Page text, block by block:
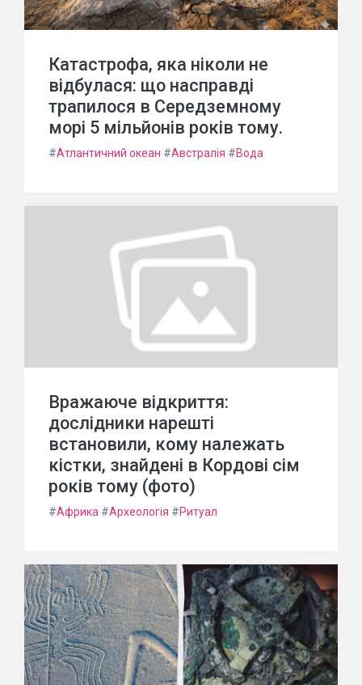
Катастрофа, яка ніколи не
відбулася: що насправді
трапилося в Середземному
морі 5 мільйонів років тому.
#Атлантичний океан #Австралія #Вода
Вражаюче відкриття:
дослідники нарешті
встановили, кому належать
кістки, знайдені в Кордові сім
років тому (фото)
#Африка #Археологія #Ритуал